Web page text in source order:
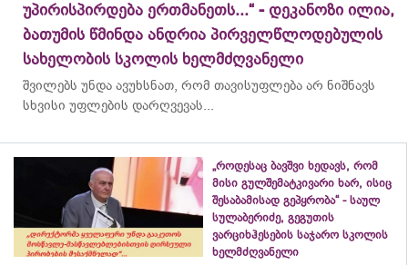
უპირისპირდება ერთმანეთს...“ - დეკანოზი ილია,
ბათუმის წმინდა ანდრია პირველწლოდებულის
სახელობის სკოლის ხელმძღვანელი
შვილებს უნდა ავუხსნათ, რომ თავისუფლება არ ნიშნავს
სხვისი უფლების დარღვევას...
„როდესაც ბავშვი ხედავს, რომ
მისი გულშემატკივარი ხარ, ისიც
შესაბამისად გეპყრობა“ - საულ
სულაბერიძე, გეგუთის
ვარციხჰესების საჯარო სკოლის
ხელმძღვანელი